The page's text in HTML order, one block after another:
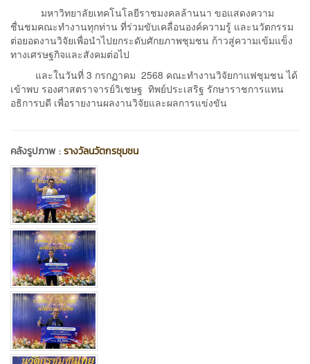
มหาวิทยาลัยเทคโนโลยีราชมงคลล้านนา ขอแสดงความ
ชื่นชมคณะทำงานทุกท่าน ที่ร่วมขับเคลื่อนองค์ความรู้ และนวัตกรรม
ต่อยอดงานวิจัยเพื่อนำไปยกระดับศักยภาพชุมชน ก้าวสู่ความเข้มแข็ง
ทางเศรษฐกิจและสังคมต่อไป
และในวันที่ 3 กรกฏาคม 2568 คณะทำงานวิจัยกาแฟชุมชน ได้
เข้าพบ รองศาสตราจารย์วิเชษฐ ทิพย์ประเสริฐ รักษาราชการแทน
อธิการบดี เพื่อรายงานผลงานวิจัยและผลการแข่งขัน
คลังรูปภาพ :รางวัลนวัตกรชุมชน